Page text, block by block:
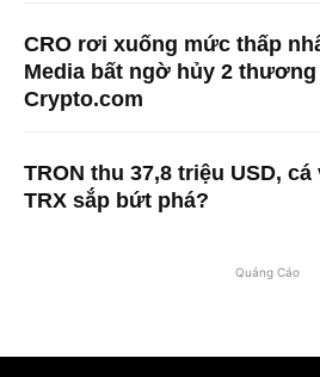
CRO rơi xuống mức thấp
Media bất ngờ hủy 2
Crypto.com
TRON thu 37,8 triệu USD,
TRX sắp bứt phá?
Quảng Cáo